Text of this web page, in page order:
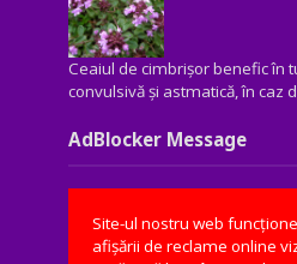
Ceaiul de cimbrișor benefic în
convulsivă şi astmatică, în caz
AdBlocker Message
Site-ul nostru web
afișării de reclame online